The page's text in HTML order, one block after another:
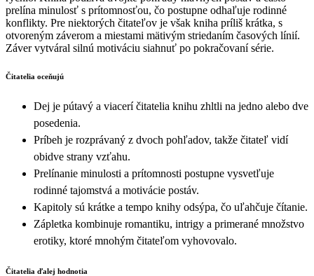
prelína minulosť s prítomnosťou, čo postupne odhaľuje rodinné
konflikty. Pre niektorých čitateľov je však kniha príliš krátka, s
otvoreným záverom a miestami mätivým striedaním časových línií.
Záver vytváral silnú motiváciu siahnuť po pokračovaní série.
Čitatelia oceňujú
Dej je pútavý a viacerí čitatelia knihu zhltli na jedno alebo dve
posedenia.
Príbeh je rozprávaný z dvoch pohľadov, takže čitateľ vidí
obidve strany vzťahu.
Prelínanie minulosti a prítomnosti postupne vysvetľuje
rodinné tajomstvá a motivácie postáv.
Kapitoly sú krátke a tempo knihy odsýpa, čo uľahčuje čítanie.
Zápletka kombinuje romantiku, intrigy a primerané množstvo
erotiky, ktoré mnohým čitateľom vyhovovalo.
Čitatelia ďalej hodnotia